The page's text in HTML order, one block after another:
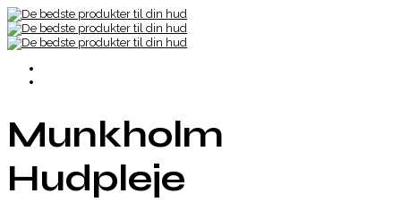
Munkholm
Hudpleje